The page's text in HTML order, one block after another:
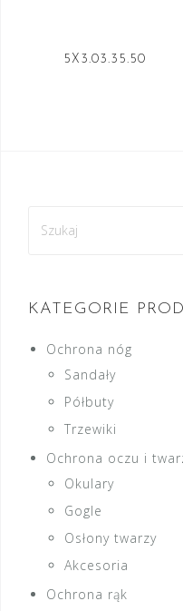
5X3.03.35.50
KATEGORIE
Ochrona nóg
Sandały
Półbuty
Trzewiki
Ochrona oczu i
Okulary
Gogle
Osłony twarzy
Akcesoria
Ochrona rąk